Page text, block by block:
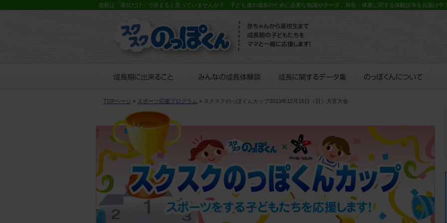
成長は「遺伝だけ」で決まると思っていませんか？ 子ども達の成長のために必要な知識やデータ、身長・体重に関する体験談等をお届け中
TOPページ » スポーツ応援プログラム » スクスクのっぽくんカップ2013年12月15日（日）大宮大会